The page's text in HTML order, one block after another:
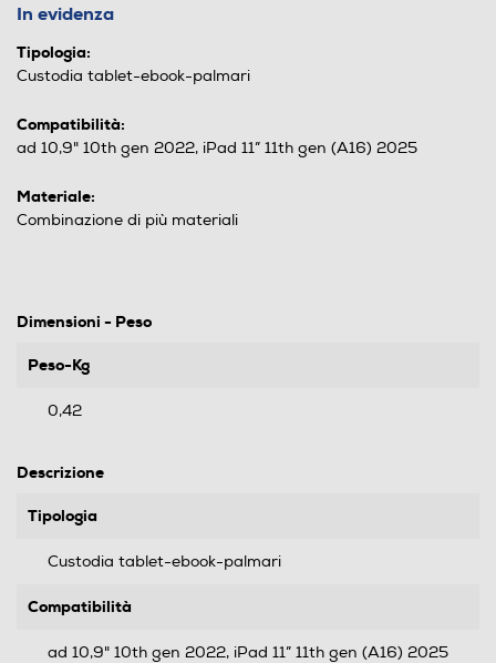
In evidenza
Tipologia:
Custodia tablet-ebook-palmari
Compatibilità:
ad 10,9" 10th gen 2022, iPad 11” 11th gen (A16) 2025
Materiale:
Combinazione di più materiali
Dimensioni - Peso
Peso-Kg
0,42
Descrizione
Tipologia
Custodia tablet-ebook-palmari
Compatibilità
ad 10,9" 10th gen 2022, iPad 11” 11th gen (A16) 2025